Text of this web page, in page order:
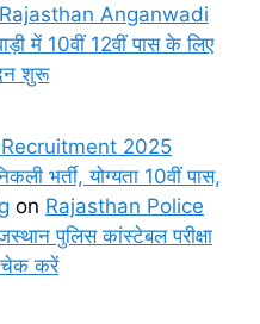
Rajasthan Anganwadi
में 10वीं 12वीं पास के लिए
शुरू
2025
भर्ती, योग्यता 10वीं पास,
on Rajasthan Police
पुलिस कांस्टेबल परीक्षा
चेक करें